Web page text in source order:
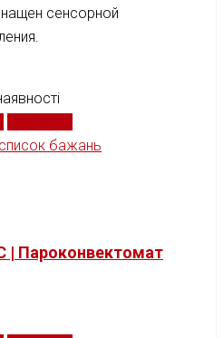
сенсорной
бажань
| Пароконвектомат